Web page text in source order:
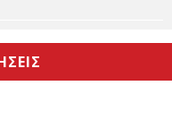
αλληλεγγύης